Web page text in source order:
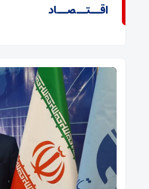
اقــتــصــاد